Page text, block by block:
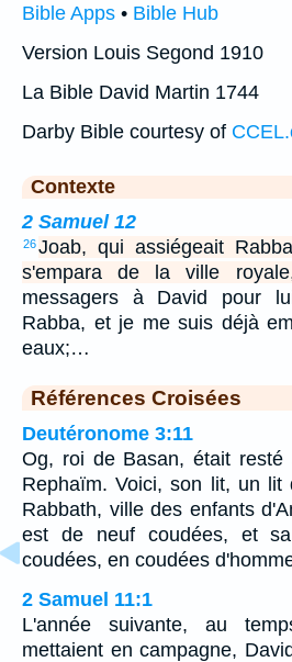
Bible Apps • Bible Hub
Version Louis Segond 1910
La Bible David Martin 1744
Darby Bible courtesy of
Contexte
2 Samuel 12
26Joab, qui assiégeait
s'empara de la ville
messagers à David pour
Rabba, et je me suis déjà
eaux;…
Références Croisées
Deutéronome 3:11
Og, roi de Basan, était
Rephaïm. Voici, son lit, un lit
Rabbath, ville des enfants
est de neuf coudées, et
coudées, en coudées
2 Samuel 11:1
L'année suivante, au
mettaient en campagne,